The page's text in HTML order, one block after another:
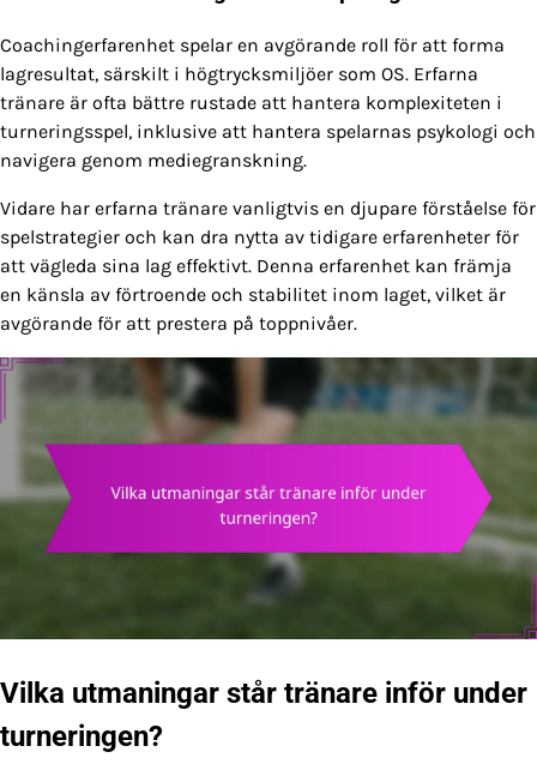
Coachingerfarenhet spelar en avgörande roll för att forma
lagresultat, särskilt i högtrycksmiljöer som OS. Erfarna
tränare är ofta bättre rustade att hantera komplexiteten i
turneringsspel, inklusive att hantera spelarnas psykologi och
navigera genom mediegranskning.
Vidare har erfarna tränare vanligtvis en djupare förståelse för
spelstrategier och kan dra nytta av tidigare erfarenheter för
att vägleda sina lag effektivt. Denna erfarenhet kan främja
en känsla av förtroende och stabilitet inom laget, vilket är
avgörande för att prestera på toppnivåer.
Vilka utmaningar står tränare inför under
turneringen?